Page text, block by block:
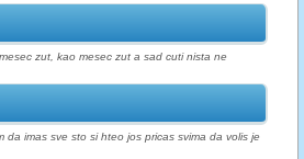
zut, kao mesec zut a sad cuti nista ne
da imas sve sto si hteo jos pricas svima da volis je